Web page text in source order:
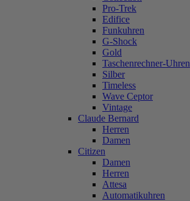
Pro-Trek
Edifice
Funkuhren
G-Shock
Gold
Taschenrechner-Uhren
Silber
Timeless
Wave Ceptor
Vintage
Claude Bernard
Herren
Damen
Citizen
Damen
Herren
Attesa
Automatikuhren